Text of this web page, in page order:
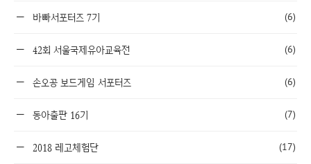
바빠서포터즈 7기 (6)
42회 서울국제유아교육전 (6)
손오공 보드게임 서포터즈 (6)
동아출판 16기 (7)
2018 레고체험단 (17)